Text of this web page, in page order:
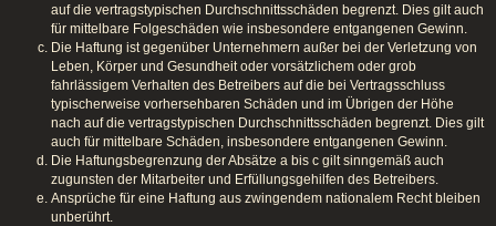
auf die vertragstypischen Durchschnittsschäden begrenzt. Dies gilt auch
für mittelbare Folgeschäden wie insbesondere entgangenen Gewinn.
Die Haftung ist gegenüber Unternehmern außer bei der Verletzung von
Leben, Körper und Gesundheit oder vorsätzlichem oder grob
fahrlässigem Verhalten des Betreibers auf die bei Vertragsschluss
typischerweise vorhersehbaren Schäden und im Übrigen der Höhe
nach auf die vertragstypischen Durchschnittsschäden begrenzt. Dies gilt
auch für mittelbare Schäden, insbesondere entgangenen Gewinn.
Die Haftungsbegrenzung der Absätze a bis c gilt sinngemäß auch
zugunsten der Mitarbeiter und Erfüllungsgehilfen des Betreibers.
Ansprüche für eine Haftung aus zwingendem nationalem Recht bleiben
unberührt.